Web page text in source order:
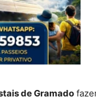
de Gramado